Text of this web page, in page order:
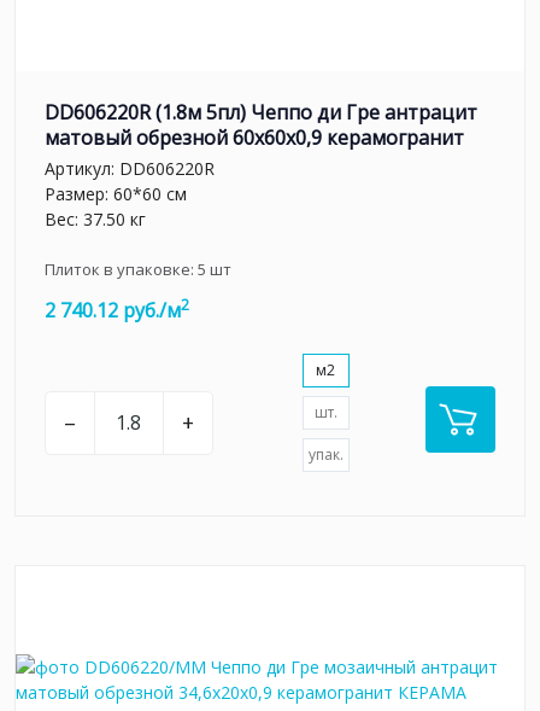
DD606220R (1.8м 5пл) Чеппо ди Гре антрацит
матовый обрезной 60x60x0,9 керамогранит
Артикул: DD606220R
Размер: 60*60 см
Вес: 37.50 кг
Плиток в упаковке: 5 шт
2 740.12 руб./м2
– +
м2
шт.
упак.